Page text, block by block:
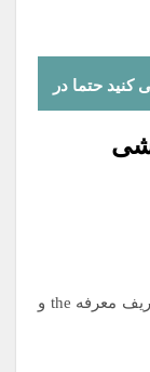
کنید حتما در
مفاهیم پایه همچون مالکیت، کاربرد حرف تعریف معرفه the و